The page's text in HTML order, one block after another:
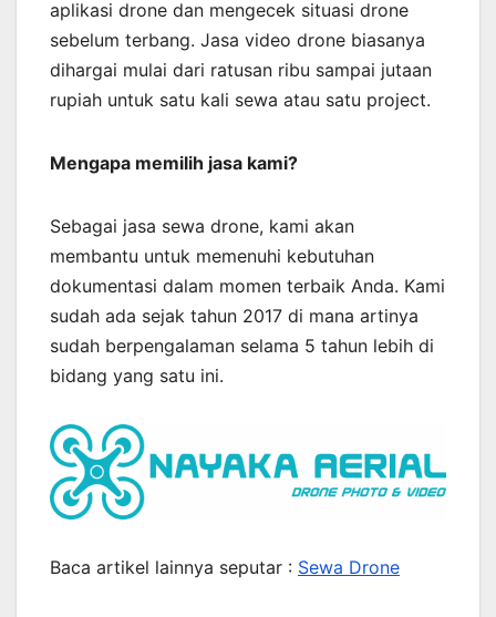
aplikasi drone dan mengecek situasi drone
sebelum terbang. Jasa video drone biasanya
dihargai mulai dari ratusan ribu sampai jutaan
rupiah untuk satu kali sewa atau satu project.
Mengapa memilih jasa kami?
Sebagai jasa sewa drone, kami akan
membantu untuk memenuhi kebutuhan
dokumentasi dalam momen terbaik Anda. Kami
sudah ada sejak tahun 2017 di mana artinya
sudah berpengalaman selama 5 tahun lebih di
bidang yang satu ini.
Baca artikel lainnya seputar : Sewa Drone